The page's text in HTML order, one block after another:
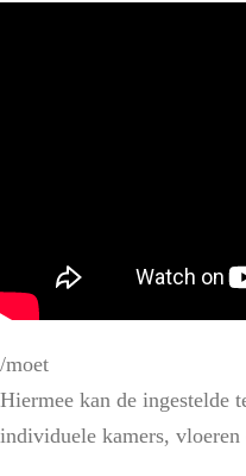
/moet
Hiermee kan de ingestelde
individuele kamers, vloeren